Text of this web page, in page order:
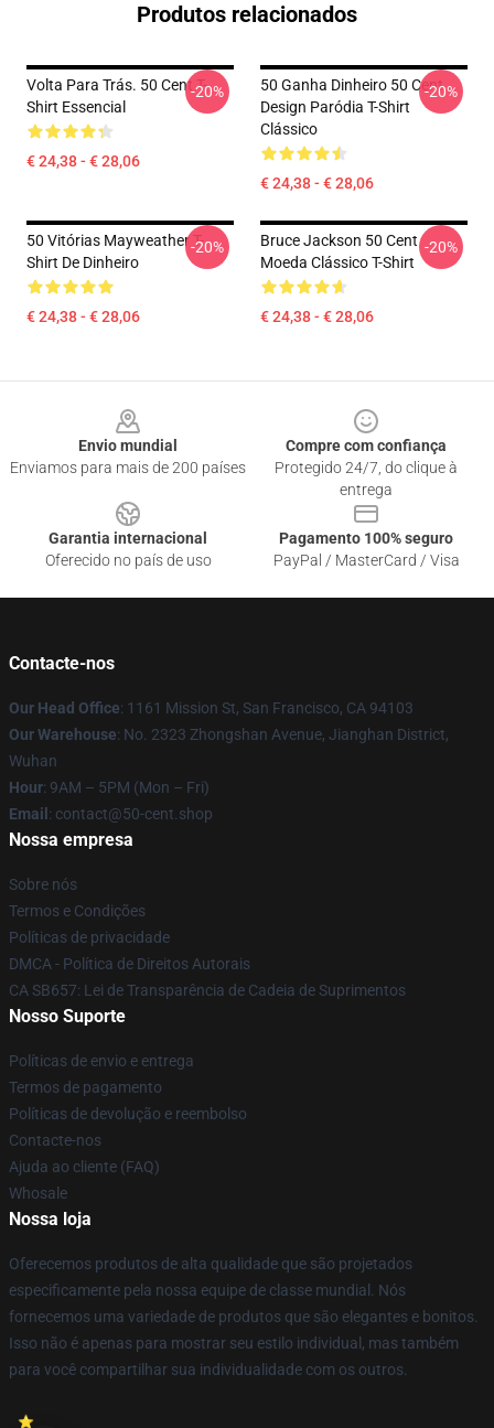
Produtos relacionados
Volta Para Trás. 50 Cent T-
Shirt Essencial
€ 24,38 - € 28,06
-20%
50 Ganha Dinheiro 50 Cent
Design Paródia T-Shirt
Clássico
€ 24,38 - € 28,06
-20%
50 Vitórias Mayweather T-
Shirt De Dinheiro
€ 24,38 - € 28,06
-20%
Bruce Jackson 50 Cent
Moeda Clássico T-Shirt
€ 24,38 - € 28,06
-20%
Envio mundial
Enviamos para mais de 200 países
Compre com confiança
Protegido 24/7, do clique à
entrega
Garantia internacional
Oferecido no país de uso
Pagamento 100% seguro
PayPal / MasterCard / Visa
Contacte-nos
Our Head Office: 1161 Mission St, San Francisco, CA 94103
Our Warehouse: No. 2323 Zhongshan Avenue, Jianghan District,
Wuhan
Hour: 9AM – 5PM (Mon – Fri)
Email : contact@50-cent.shop
Nossa empresa
Sobre nós
Termos e Condições
Políticas de privacidade
DMCA - Política de Direitos Autorais
CA SB657: Lei de Transparência de Cadeia de Suprimentos
Nosso Suporte
Políticas de envio e entrega
Termos de pagamento
Políticas de devolução e reembolso
Contacte-nos
Ajuda ao cliente (FAQ)
Whosale
Nossa loja
Oferecemos produtos de alta qualidade que são projetados
especificamente pela nossa equipe de classe mundial. Nós
fornecemos uma variedade de produtos que são elegantes e bonitos.
Isso não é apenas para mostrar seu estilo individual, mas também
para você compartilhar sua individualidade com os outros.